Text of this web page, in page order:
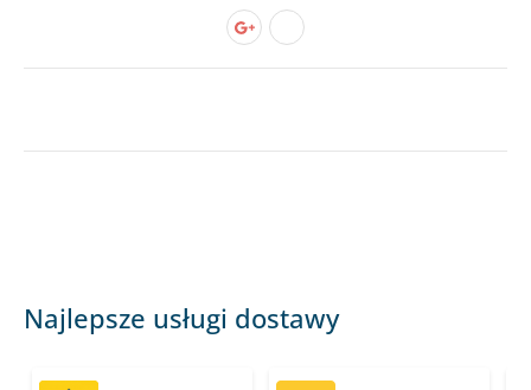
Najlepsze usługi dostawy